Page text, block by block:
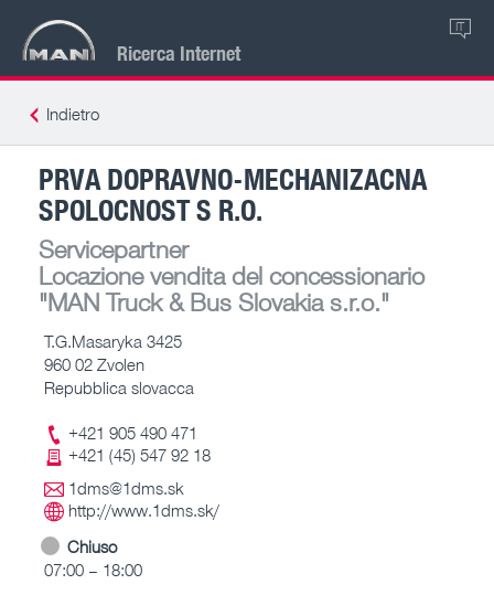
Ricerca Internet
IT
Indietro
PRVA DOPRAVNO-MECHANIZACNA
SPOLOCNOST S R.O.
Servicepartner
Locazione vendita del concessionario
"MAN Truck & Bus Slovakia s.r.o."
T.G.Masaryka 3425
960 02 Zvolen
Repubblica slovacca
+421 905 490 471
+421 (45) 547 92 18
1dms@1dms.sk
http://www.1dms.sk/
Chiuso
07:00 – 18:00